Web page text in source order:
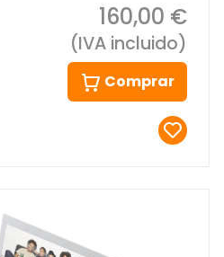
160,00 €
(IVA incluido)
Comprar